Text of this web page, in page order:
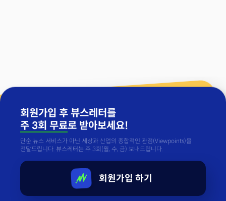
회원가입 후 뷰스레터를
주 3회 무료로 받아보세요!
단순 뉴스 서비스가 아닌 세상과 산업의 종합적인 관점(Viewpoints)을
전달드립니다. 뷰스레터는 주 3회(월, 수, 금) 보내드립니다.
회원가입 하기